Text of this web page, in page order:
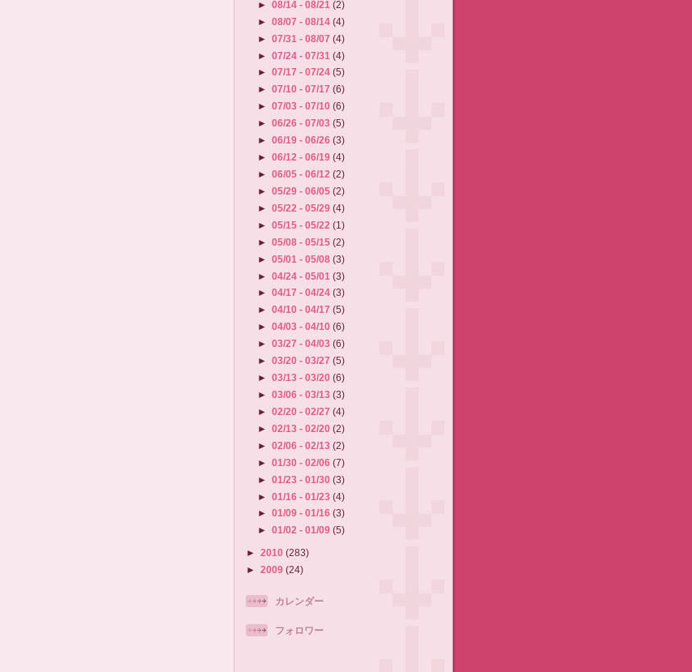
►08/14 - 08/21(2)
►08/07 - 08/14(4)
►07/31 - 08/07(4)
►07/24 - 07/31(4)
►07/17 - 07/24(5)
►07/10 - 07/17(6)
►07/03 - 07/10(6)
►06/26 - 07/03(5)
►06/19 - 06/26(3)
►06/12 - 06/19(4)
►06/05 - 06/12(2)
►05/29 - 06/05(2)
►05/22 - 05/29(4)
►05/15 - 05/22(1)
►05/08 - 05/15(2)
►05/01 - 05/08(3)
►04/24 - 05/01(3)
►04/17 - 04/24(3)
►04/10 - 04/17(5)
►04/03 - 04/10(6)
►03/27 - 04/03(6)
►03/20 - 03/27(5)
►03/13 - 03/20(6)
►03/06 - 03/13(3)
►02/20 - 02/27(4)
►02/13 - 02/20(2)
►02/06 - 02/13(2)
►01/30 - 02/06(7)
►01/23 - 01/30(3)
►01/16 - 01/23(4)
►01/09 - 01/16(3)
►01/02 - 01/09(5)
► 2010 (283)
► 2009 (24)
カレンダー
フォロワー